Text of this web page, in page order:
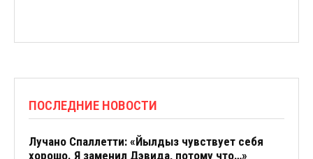
ПОСЛЕДНИЕ НОВОСТИ
Лучано Спаллетти: «Йылдыз чувствует себя
хорошо. Я заменил Дэвида, потому что…»